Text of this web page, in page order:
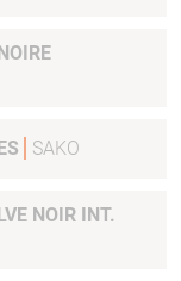
SAKO
NOIR INT.